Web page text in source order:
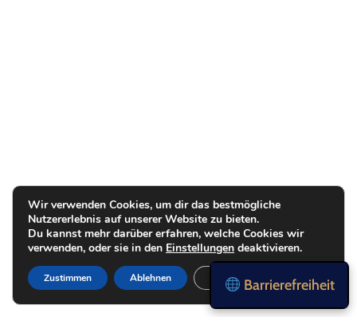
Barrierefreiheit
Wir verwenden Cookies, um dir das bestmögliche
Nutzererlebnis auf unserer Website zu bieten.
Du kannst mehr darüber erfahren, welche Cookies wir
verwenden, oder sie in den Einstellungen deaktivieren.
Zustimmen Ablehnen Einstellungen